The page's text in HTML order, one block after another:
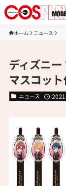
ホーム ニュース
ディズニ
マスコッ
ニュース